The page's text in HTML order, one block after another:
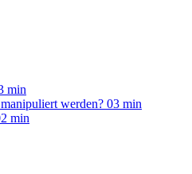
min
werden? 03 min
min